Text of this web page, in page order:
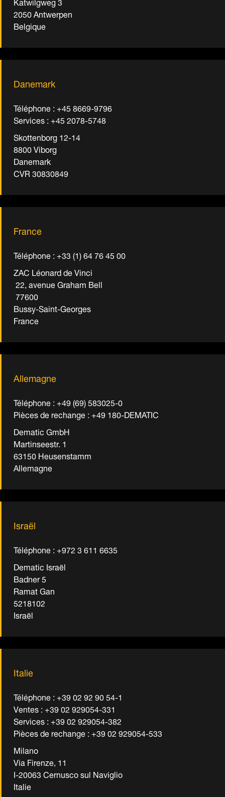
2050 Antwerpen
Belgique
Danemark
Téléphone : +45 8669-9796
Services : +45 2078-5748
Skottenborg 12-14
8800 Viborg
Danemark
CVR 30830849
France
Téléphone : +33 (1) 64 76 45 00
ZAC Léonard de Vinci
22, avenue Graham Bell
77600
Bussy-Saint-Georges
France
Allemagne
Téléphone : +49 (69) 583025-0
Pièces de rechange : +49 180-DEMATIC
Dematic GmbH
Martinseestr. 1
63150 Heusenstamm
Allemagne
Israël
Téléphone : +972 3 611 6635
Dematic Israël
Badner 5
Ramat Gan
5218102
Israël
Italie
Téléphone : +39 02 92 90 54-1
Ventes : +39 02 929054-331
Services : +39 02 929054-382
Pièces de rechange : +39 02 929054-533
Milano
Via Firenze, 11
I-20063 Cernusco sul Naviglio
Italie